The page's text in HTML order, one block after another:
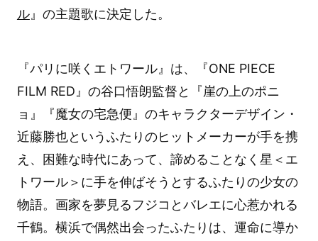
ル』の主題歌に決定した。
『パリに咲くエトワール』は、『ONE PIECE
FILM RED』の谷口悟朗監督と『崖の上のポニ
ョ』『魔女の宅急便』のキャラクターデザイン・
近藤勝也というふたりのヒットメーカーが手を携
え、困難な時代にあって、諦めることなく星＜エ
トワール＞に手を伸ばそうとするふたりの少女の
物語。画家を夢見るフジコとバレエに心惹かれる
千鶴。横浜で偶然出会ったふたりは、運命に導か